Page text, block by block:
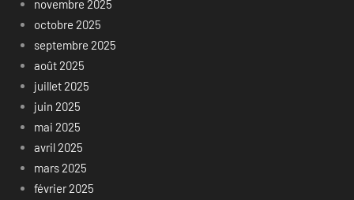
novembre 2025
octobre 2025
septembre 2025
août 2025
juillet 2025
juin 2025
mai 2025
avril 2025
mars 2025
février 2025